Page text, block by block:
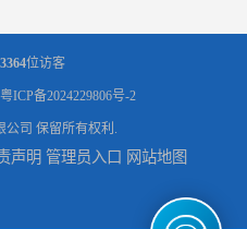
位访客
粤ICP备2024229806号-2
公司 保留所有权利.
声明 管理员入口 网站地图